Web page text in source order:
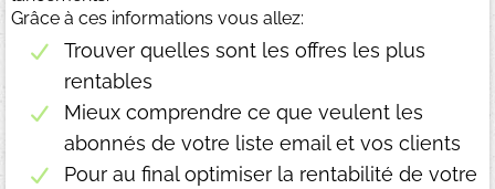
Grâce à ces informations vous allez:
Trouver quelles sont les offres les plus
rentables
Mieux comprendre ce que veulent les
abonnés de votre liste email et vos clients
Pour au final optimiser la rentabilité de votre